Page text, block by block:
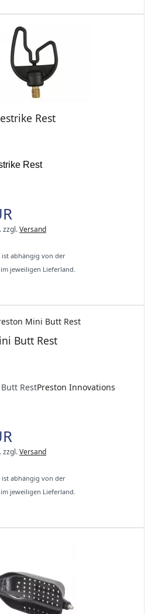
Rest
Rest
zzgl.Versand
ist abhängig von der
jeweiligen Lieferland.
Butt Rest
RestPreston Innovations
zzgl.Versand
ist abhängig von der
jeweiligen Lieferland.